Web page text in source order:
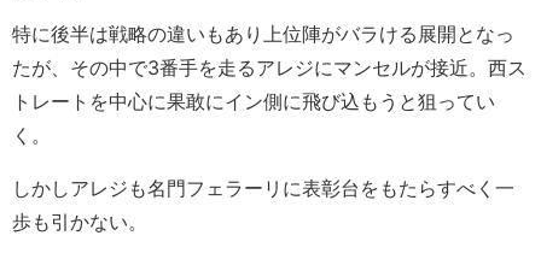
特に後半は戦略の違いもあり上位陣がバラける展開となっ
たが、その中で3番手を走るアレジにマンセルが接近。西ス
トレートを中心に果敢にイン側に飛び込もうと狙ってい
く。
しかしアレジも名門フェラーリに表彰台をもたらすべく一
歩も引かない。